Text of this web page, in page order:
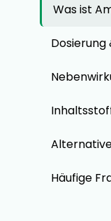
Was ist
Dosierung
Häufige